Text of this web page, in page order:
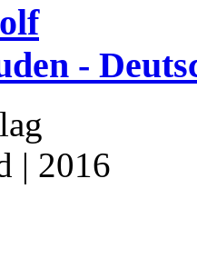
-
| 2016